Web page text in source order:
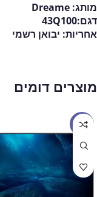
מותג: Dreame
דגם:43Q100
אחריות: יבואן רשמי
מוצרים דומים
מבצע